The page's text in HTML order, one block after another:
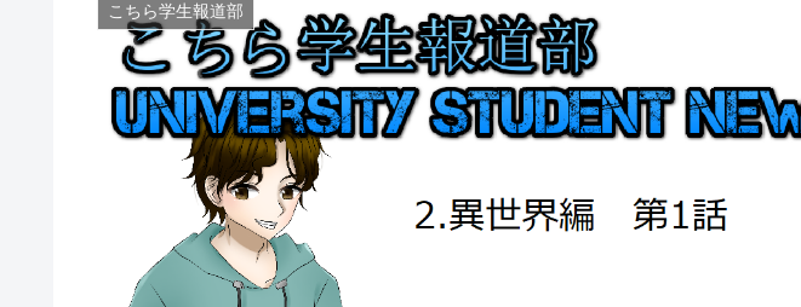
こちら学生報道部